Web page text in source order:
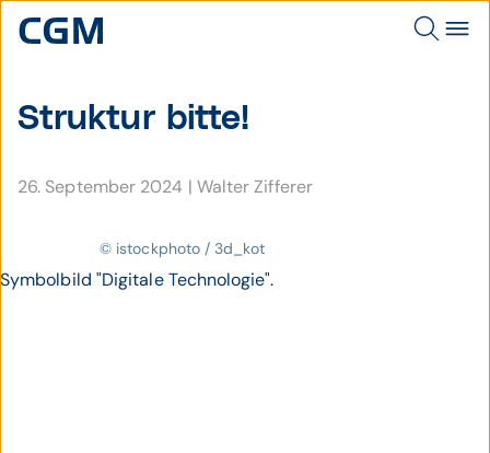
Struktur bitte!
26. September 2024 | Walter Zifferer
© istockphoto / 3d_kot
Symbolbild "Digitale Technologie".